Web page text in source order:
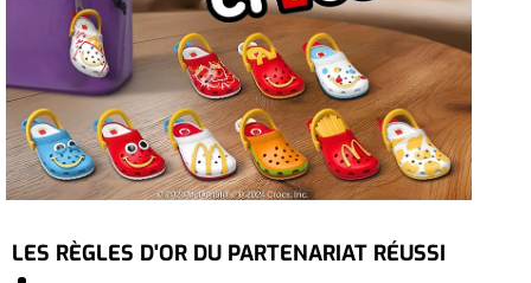
LES RÈGLES D'OR DU PARTENARIAT RÉUSSI